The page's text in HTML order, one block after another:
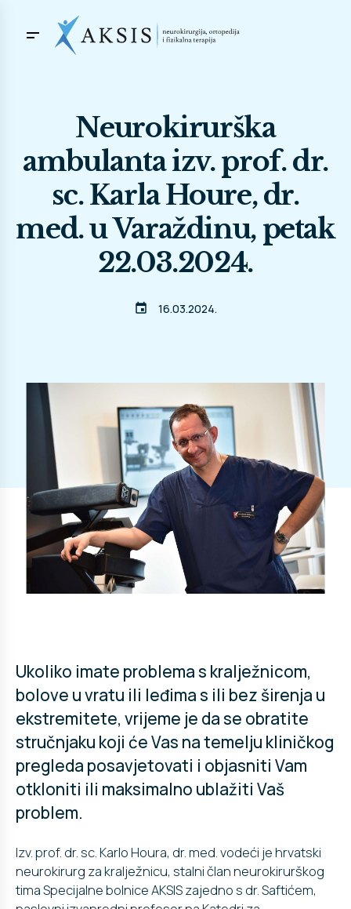
Neurokirurška
ambulanta izv. prof. dr.
sc. Karla Houre, dr.
med. u Varaždinu, petak
22.03.2024.
event 16.03.2024.
Ukoliko imate problema s kralježnicom,
bolove u vratu ili leđima s ili bez širenja u
ekstremitete, vrijeme je da se obratite
stručnjaku koji će Vas na temelju kliničkog
pregleda posavjetovati i objasniti Vam
otkloniti ili maksimalno ublažiti Vaš
problem.
Izv. prof. dr. sc. Karlo Houra, dr. med. vodeći je hrvatski
neurokirurg za kralježnicu, stalni član neurokirurškog
tima Specijalne bolnice AKSIS zajedno s dr. Saftićem,